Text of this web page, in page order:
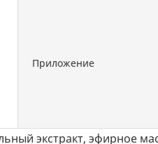
Приложение